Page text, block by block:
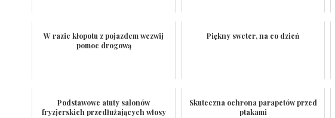
W razie kłopotu z pojazdem wezwij
pomoc drogową
Piękny sweter, na co dzień
Podstawowe atuty salonów
fryzjerskich przedłużających włosy
Skuteczna ochrona parapetów przed
ptakami